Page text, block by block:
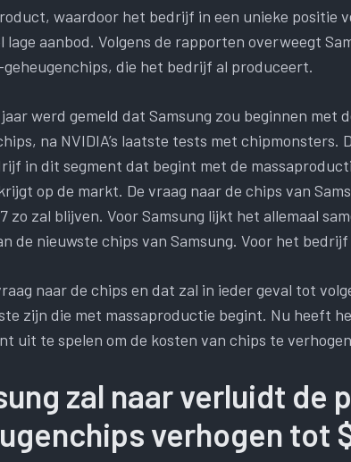
waardoor het bedrijf in een unieke positie
lage aanbod. Volgens de rapporten overweegt
geheugenchips, die het bedrijf al produceert.
werd gemeld dat Samsung zou beginnen met
na NVIDIA’s laatste tests met chipmonsters.
in dit segment dat begint met de
op de markt. De vraag naar de chips van
zo zal blijven. Voor Samsung lijkt het allemaal
de nieuwste chips van Samsung. Voor het
naar de chips en dat zal in ieder geval tot
zijn die met massaproductie begint. Nu heeft
uit te spelen om de kosten van chips te
zal naar verluidt de
verhogen tot